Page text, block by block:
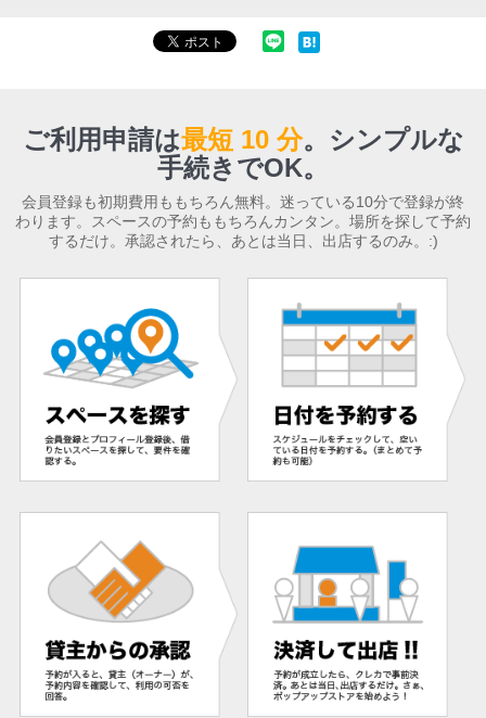
ご利用申請は最短 10 分。 シンプルな
手続きでOK。
会員登録も初期費用ももちろん無料。迷っている10分で登録が終
わります。スペースの予約ももちろんカンタン。場所を探して予約
するだけ。承認されたら、あとは当日、出店するのみ。:)